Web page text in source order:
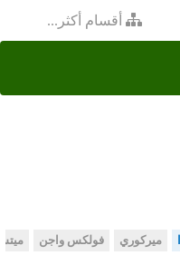
أقسام أكثر...
ميركوري فولكس واجن